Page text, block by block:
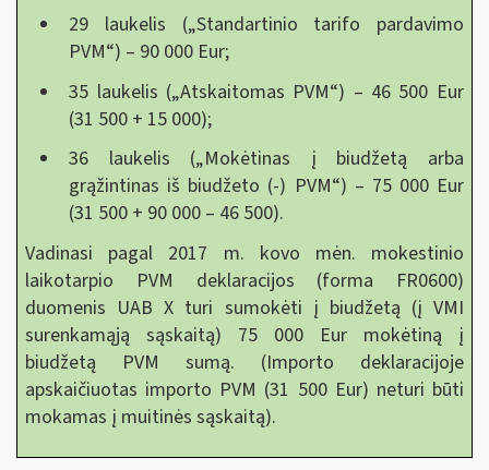
29 laukelis („Standartinio tarifo pardavimo
PVM“) – 90 000 Eur;
35 laukelis („Atskaitomas PVM“) – 46 500 Eur
(31 500 + 15 000);
36 laukelis („Mokėtinas į biudžetą arba
grąžintinas iš biudžeto (-) PVM“) – 75 000 Eur
(31 500 + 90 000 – 46 500).
Vadinasi pagal 2017 m. kovo mėn. mokestinio
laikotarpio PVM deklaracijos (forma FR0600)
duomenis UAB X turi sumokėti į biudžetą (į VMI
surenkamąją sąskaitą) 75 000 Eur mokėtiną į
biudžetą PVM sumą. (Importo deklaracijoje
apskaičiuotas importo PVM (31 500 Eur) neturi būti
mokamas į muitinės sąskaitą).